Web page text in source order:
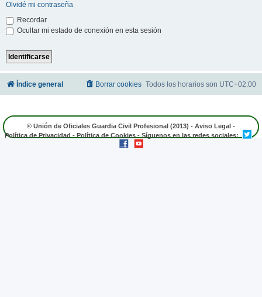
Olvidé mi contraseña
Recordar
Ocultar mi estado de conexión en esta sesión
Índice general Todos los horarios son UTC+02:00
Borrar cookies
© Unión de Oficiales Guardia Civil Profesional (2013) - Aviso Legal -
Política de Privacidad - Política de Cookies - Síguenos en las redes sociales: